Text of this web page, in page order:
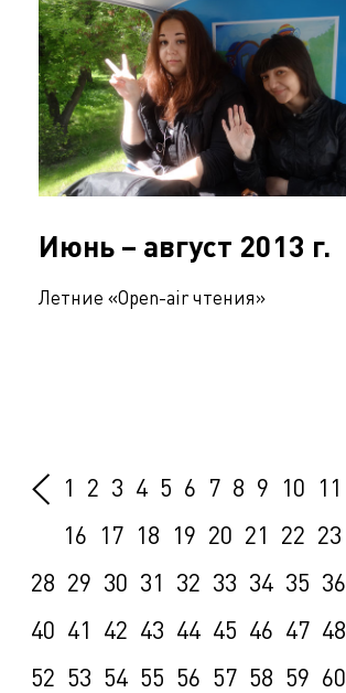
Июнь – август 2013 г.
Летние «Open-air чтения»
1 2 3 4 5 6 7 8 9 10 11
16 17 18 19 20 21 22 23
28 29 30 31 32 33 34 35 36
40 41 42 43 44 45 46 47 48
52 53 54 55 56 57 58 59 60